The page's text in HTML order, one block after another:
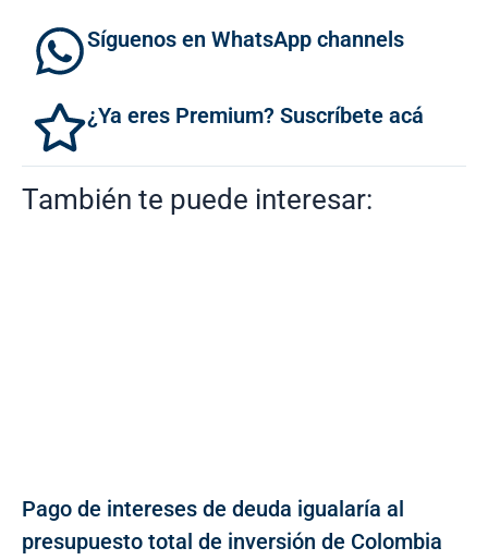
Síguenos en WhatsApp channels
¿Ya eres Premium? Suscríbete acá
También te puede interesar:
Pago de intereses de deuda igualaría al
presupuesto total de inversión de Colombia